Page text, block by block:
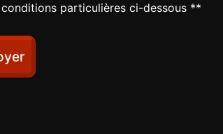
particulières ci-dessous **